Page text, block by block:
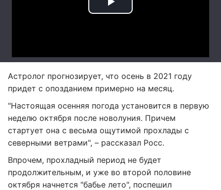
Астролог прогнозирует, что осень в 2021 году
придет с опозданием примерно на месяц.
"Настоящая осенняя погода установится в первую
неделю октября после новолуния. Причем
стартует она с весьма ощутимой прохлады с
северными ветрами", – рассказал Росс.
Впрочем, прохладный период не будет
продолжительным, и уже во второй половине
октября начнется "бабье лето", поспешил